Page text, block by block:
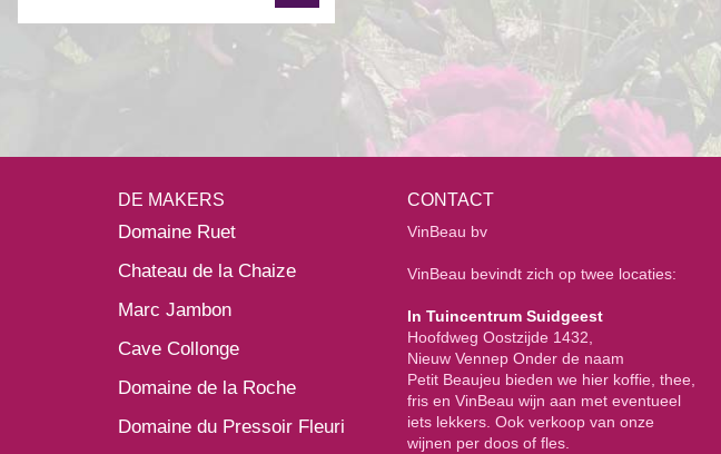
DE MAKERS
Domaine Ruet
Chateau de la Chaize
Marc Jambon
Cave Collonge
Domaine de la Roche
Domaine du Pressoir Fleuri
CONTACT
VinBeau bv
VinBeau bevindt zich op twee locaties:
In Tuincentrum Suidgeest
Hoofdweg Oostzijde 1432,
Nieuw Vennep Onder de naam
Petit Beaujeu bieden we hier koffie, thee,
fris en VinBeau wijn aan met eventueel
iets lekkers. Ook verkoop van onze
wijnen per doos of fles.